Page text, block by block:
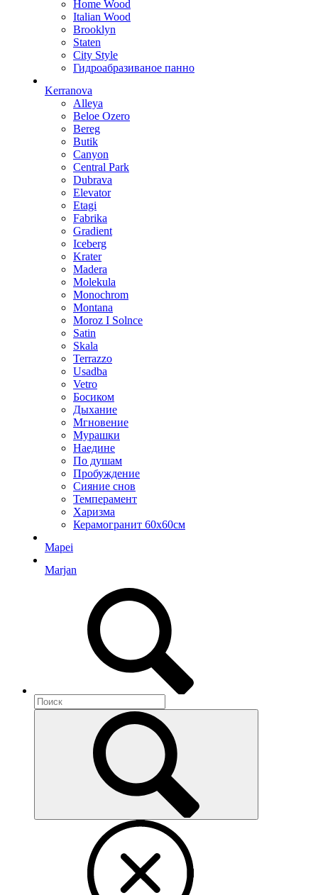
Home Wood
Italian Wood
Brooklyn
Staten
City Style
Гидроабразиваное панно
Kerranova
Alleya
Beloe Ozero
Bereg
Butik
Canyon
Central Park
Dubrava
Elevator
Etagi
Fabrika
Gradient
Iceberg
Krater
Madera
Molekula
Monochrom
Montana
Moroz I Solnce
Satin
Skala
Terrazzo
Usadba
Vetro
Босиком
Дыхание
Мгновение
Мурашки
Наедине
По душам
Пробуждение
Сияние снов
Темперамент
Харизма
Керамогранит 60х60см
Mapei
Marjan